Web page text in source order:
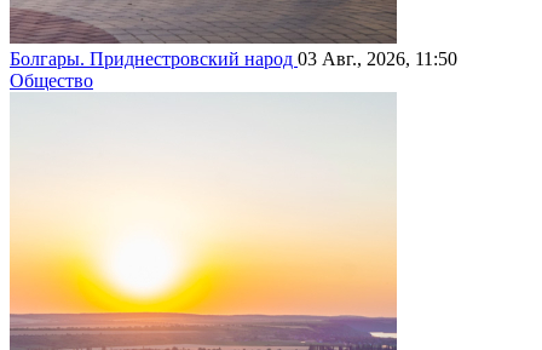
Болгары. Приднестровский народ 03 Авг., 2026, 11:50
Общество